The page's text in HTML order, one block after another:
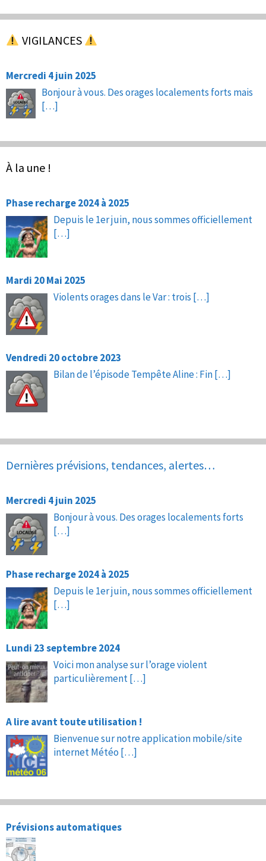
VIGILANCES
Mercredi 4 juin 2025
Bonjour à vous. Des orages localements forts mais
[…]
À la une !
Phase recharge 2024 à 2025
Depuis le 1er juin, nous sommes officiellement
[…]
Mardi 20 Mai 2025
Violents orages dans le Var : trois […]
Vendredi 20 octobre 2023
Bilan de l’épisode Tempête Aline : Fin[…]
Dernières prévisions, tendances, alertes…
Mercredi 4 juin 2025
Bonjour à vous. Des orages localements forts
[…]
Phase recharge 2024 à 2025
Depuis le 1er juin, nous sommes officiellement
[…]
Lundi 23 septembre 2024
Voici mon analyse sur l’orage violent
particulièrement[…]
A lire avant toute utilisation !
Bienvenue sur notre application mobile/site
internet Météo […]
Prévisions automatiques